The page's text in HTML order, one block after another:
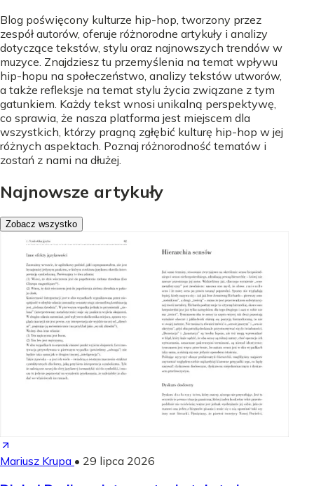
Blog poświęcony kulturze hip-hop, tworzony przez
zespół autorów, oferuje różnorodne artykuły i analizy
dotyczące tekstów, stylu oraz najnowszych trendów w
muzyce. Znajdziesz tu przemyślenia na temat wpływu
hip-hopu na społeczeństwo, analizy tekstów utworów,
a także refleksje na temat stylu życia związane z tym
gatunkiem. Każdy tekst wnosi unikalną perspektywę,
co sprawia, że nasza platforma jest miejscem dla
wszystkich, którzy pragną zgłębić kulturę hip-hop w jej
różnych aspektach. Poznaj różnorodność tematów i
zostań z nami na dłużej.
Najnowsze artykuły
Zobacz wszystko
Mariusz Krupa • 29 lipca 2026